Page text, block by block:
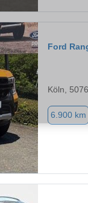
Ford
Köln,
6.900 km